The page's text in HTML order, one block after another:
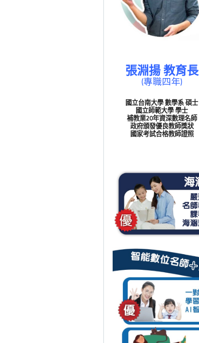
張淵揚 教育長
(專職四年)
國立台南大學 數學系 碩士
國立師範大學 學士
補教業20年資深數理名師
政府頒發優良教師獎狀
國家考試合格教師證照